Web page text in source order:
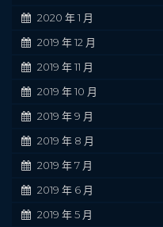
2020 年 1 月
2019 年 12 月
2019 年 11 月
2019 年 10 月
2019 年 9 月
2019 年 8 月
2019 年 7 月
2019 年 6 月
2019 年 5 月